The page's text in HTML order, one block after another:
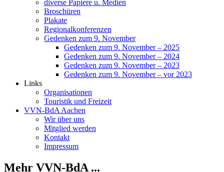
diverse Papiere u. Medien
Broschüren
Plakate
Regionalkonferenzen
Gedenken zum 9. November
Gedenken zum 9. November – 2025
Gedenken zum 9. November – 2024
Gedenken zum 9. November – 2023
Gedenken zum 9. November – vor 2023
Links
Organisationen
Touristik und Freizeit
VVN-BdA Aachen
Wir über uns
Mitglied werden
Kontakt
Impressum
Mehr VVN-BdA ...